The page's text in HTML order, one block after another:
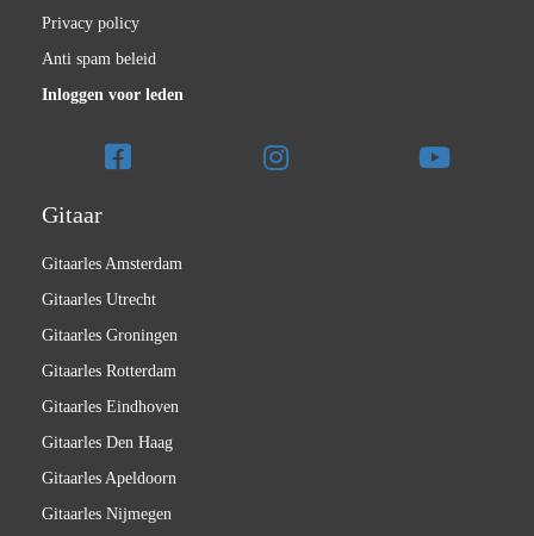
Privacy policy
Anti spam beleid
Inloggen voor leden
Gitaar
Gitaarles Amsterdam
Gitaarles Utrecht
Gitaarles Groningen
Gitaarles Rotterdam
Gitaarles Eindhoven
Gitaarles Den Haag
Gitaarles Apeldoorn
Gitaarles Nijmegen